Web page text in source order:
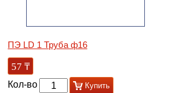
ПЭ LD 1 Труба ф16
57 ₸
Кол-во Купить